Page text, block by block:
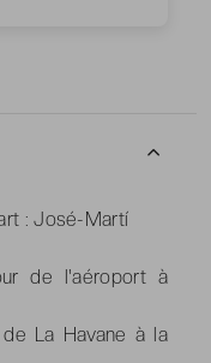
: José-Martí
de l'aéroport à
La Havane à la